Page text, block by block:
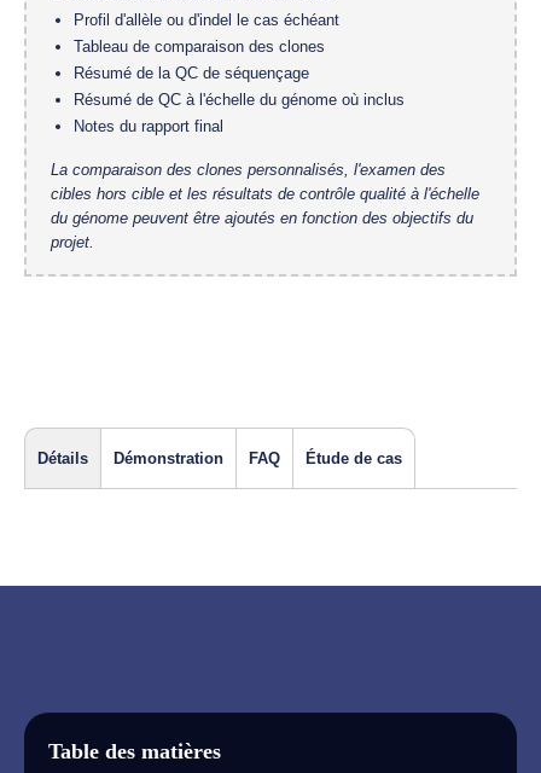
Profil d'allèle ou d'indel le cas échéant
Tableau de comparaison des clones
Résumé de la QC de séquençage
Résumé de QC à l'échelle du génome où inclus
Notes du rapport final
La comparaison des clones personnalisés, l'examen des
cibles hors cible et les résultats de contrôle qualité à l'échelle
du génome peuvent être ajoutés en fonction des objectifs du
projet.
Détails Démonstration FAQ Étude de cas
Table des matières